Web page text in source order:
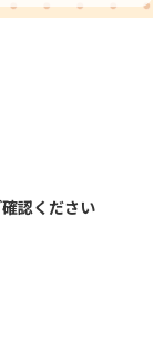
認ください